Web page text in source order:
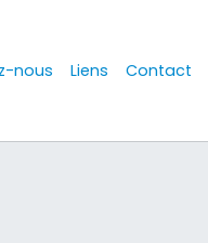
nous Liens Contact